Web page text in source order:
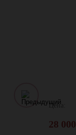
Цена:
28 000